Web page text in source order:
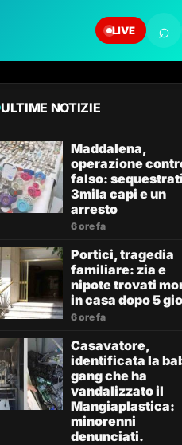
LIVE ⌕
ULTIME NOTIZIE
Maddalena,
operazione
falso: sequestrati
3mila capi e un
arresto
6 ore fa
Portici, tragedia
familiare: zia e
nipote trovati
in casa dopo 5
6 ore fa
Casavatore,
identificata la
gang che ha
vandalizzato il
Mangiaplastica:
minorenni
denunciati.